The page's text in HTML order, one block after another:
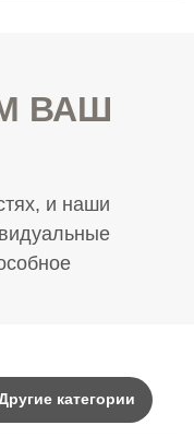
ВАШ
и наши
категории